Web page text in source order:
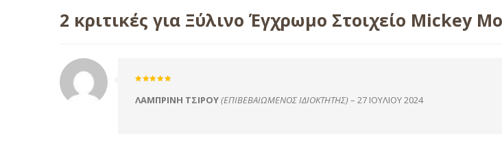
2 κριτικές για Ξύλινο Έγχρωμο Στοιχείο Mickey
5
ΛΑΜΠΡΙΝΗ ΤΣΙΡΟΥ(ΕΠΙΒΕΒΑΙΩΜΈΝΟΣ ΙΔΙΟΚΤΉΤΗΣ) – 27 ΙΟΥΛΊΟΥ 2024